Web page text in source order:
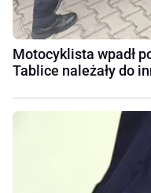
Motocyklista wpadł
Tablice należały do